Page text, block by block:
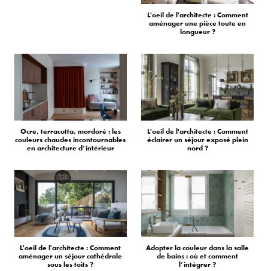
L'oeil de l'architecte : Comment
aménager une pièce toute en
longueur ?
Ocre, terracotta, mordoré : les
couleurs chaudes incontournables
en architecture d’intérieur
L'oeil de l'architecte : Comment
éclairer un séjour exposé plein
nord ?
L'oeil de l'architecte : Comment
aménager un séjour cathédrale
sous les toits ?
Adopter la couleur dans la salle
de bains : où et comment
l’intégrer ?